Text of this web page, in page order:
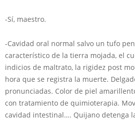
-Sí, maestro.
-Cavidad oral normal salvo un tufo
característico de la tierra mojada, el
indicios de maltrato, la rigidez post
hora que se registra la muerte.
pronunciadas. Color de piel
con tratamiento de quimioterapia.
cavidad intestinal…. Quijano detenga